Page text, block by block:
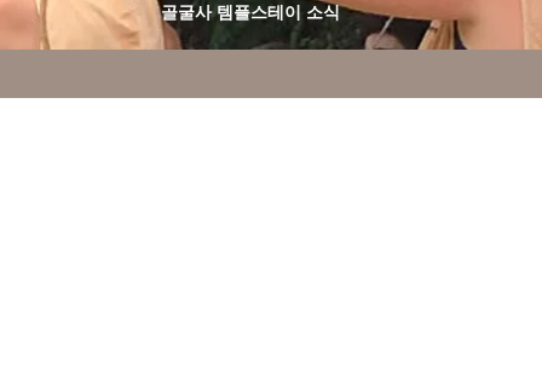
골굴사 템플스테이 소식